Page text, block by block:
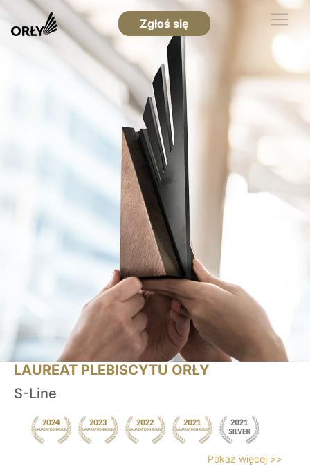
Zgłoś się
LAUREAT PLEBISCYTU ORŁY
S-Line
Pokaż więcej >>